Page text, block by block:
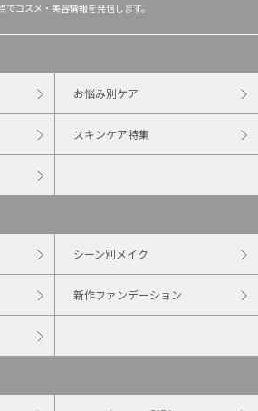
でコスメ・美容情報を発信します。
お悩み別ケア
スキンケア特集
シーン別メイク
新作ファンデーション